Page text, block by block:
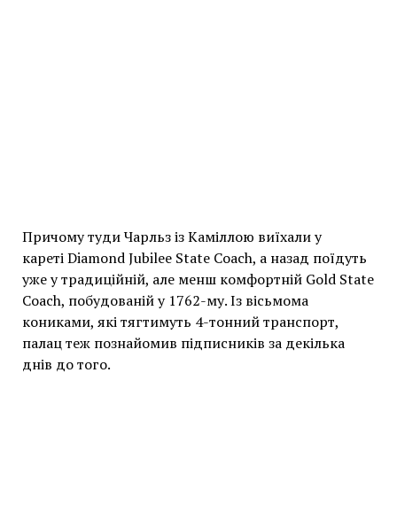
Причому туди Чарльз із Каміллою виїхали у
кареті Diamond Jubilee State Coach, а назад поїдуть
уже у традиційній, але менш комфортній Gold State
Coach, побудованій у 1762-му. Із вісьмома
кониками, які тягтимуть 4-тонний транспорт,
палац теж познайомив підписників за декілька
днів до того.